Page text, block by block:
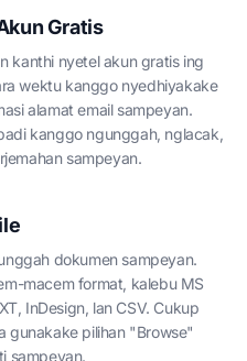
Gratis
kanthi nyetel akun gratis ing
wektu kanggo nyedhiyakake
alamat email sampeyan.
kanggo ngunggah, nglacak,
sampeyan.
dokumen sampeyan.
macem format, kalebu MS
InDesign, lan CSV. Cukup
gunakake pilihan "Browse"
sampeyan.